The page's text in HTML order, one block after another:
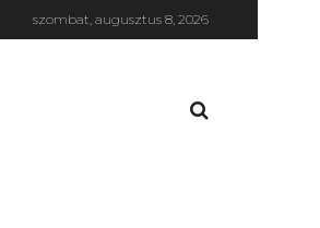
szombat, augusztus 8, 2026